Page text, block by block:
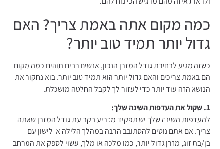
כמה מקום אתה באמת צריך? האם
גדול יותר תמיד טוב יותר?
כשזה מגיע לבחירת גודל המזרן הנכון, אנשים רבים תוהים כמה מקום
הם באמת צריכים והאם גדול יותר הוא תמיד טוב יותר. בוא נחקור את
הנושא הזה עוד יותר כדי לעזור לך לקבל החלטה מושכלת.
1. שקול את העדפות השינה שלך:
להעדפות השינה שלך יש תפקיד מכריע בקביעת גודל המזרן שאתה
צריך. אם אתם נוטים להסתובב הרבה במהלך הלילה או לישון עם
בן/בת זוג, מזרן גדול יותר, כמו מלכה או מלך, עשוי לספק את המרחב